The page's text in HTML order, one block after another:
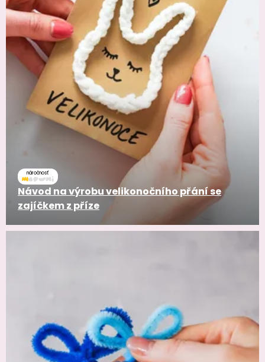
náročnosť
Návod na výrobu velikonočního přání se
zajíčkem z příze